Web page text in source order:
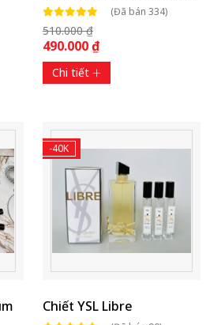
(Đã bán 334)
510.000 ₫
490.000 ₫
Chi tiết
-40K
Chiết YSL Libre